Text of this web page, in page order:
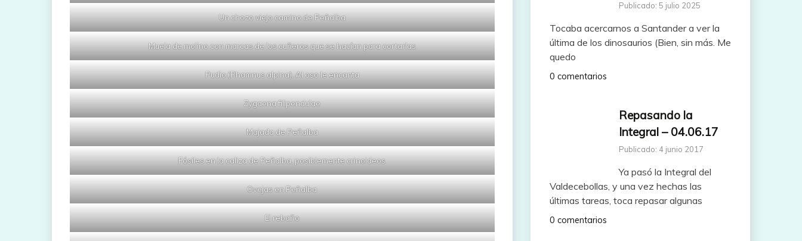
Un chozo viejo camino de Peñalba
Muela de molino con marcas de los cuñeros que se hacían para cortarlas
Pudio (Rhamnus alpina). Al oso le encanta
Zygaena filipendulae
Majada de Peñalba
Fósiles en la caliza de Peñalba, posiblemente crinoideos
Ovejas en Peñalba
El rebaño
Publicado: 5 julio 2025
Tocaba acercarnos a Santander a ver la
última de los dinosaurios (Bien, sin más. Me
quedo
0 comentarios
Repasando la
Integral – 04.06.17
Publicado: 4 junio 2017
Ya pasó la Integral del
Valdecebollas, y una vez hechas las
últimas tareas, toca repasar algunas
0 comentarios